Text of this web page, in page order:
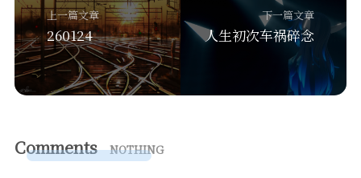
上一篇文章
260124
下一篇文章
人生初次车祸碎念
Comments NOTHING